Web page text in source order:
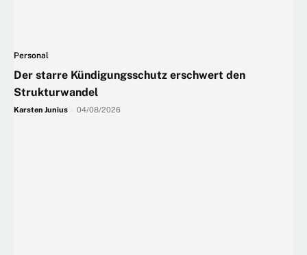
Personal
Der starre Kündigungsschutz erschwert den
Strukturwandel
Karsten Junius 04/08/2026